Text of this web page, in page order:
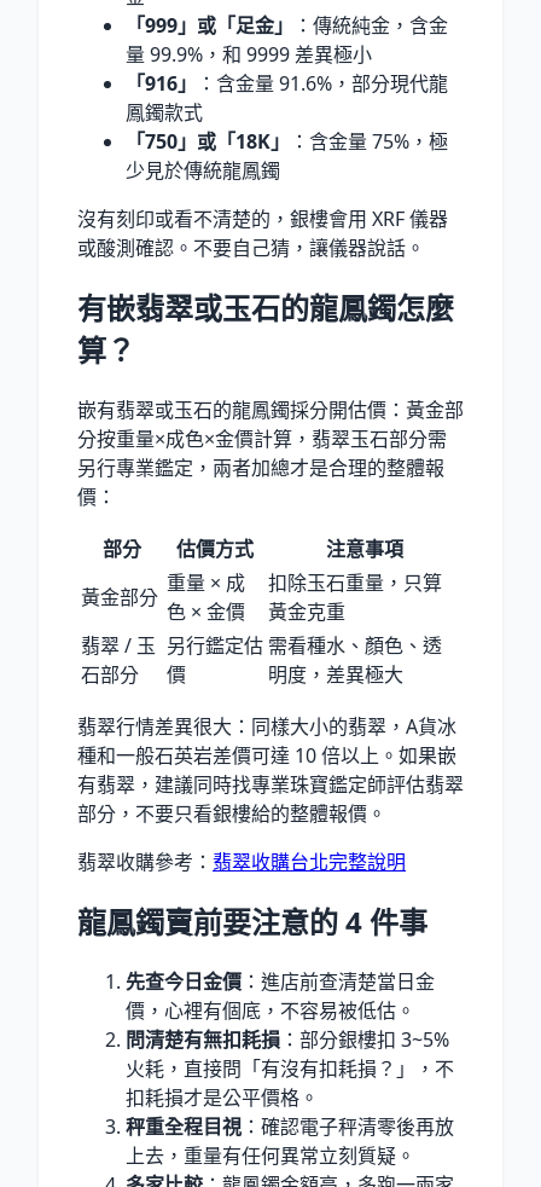
「999」或「足金」
：傳統純金，含金
量 99.9%，和 9999 差異極小
「916」
：含金量 91.6%，部分現代龍
鳳鐲款式
「750」或「18K」
：含金量 75%，極
少見於傳統龍鳳鐲
沒有刻印或看不清楚的，銀樓會用 XRF 儀器
或酸測確認。不要自己猜，讓儀器說話。
有嵌翡翠或玉石的龍鳳鐲怎麼
算？
嵌有翡翠或玉石的龍鳳鐲採分開估價：黃金部
分按重量×成色×金價計算，翡翠玉石部分需
另行專業鑑定，兩者加總才是合理的整體報
價：
部分
估價方式
注意事項
黃金部分
重量 × 成
色 × 金價
扣除玉石重量，只算
黃金克重
翡翠 / 玉
石部分
另行鑑定估
價
需看種水、顏色、透
明度，差異極大
翡翠行情差異很大：同樣大小的翡翠，A貨冰
種和一般石英岩差價可達 10 倍以上。如果嵌
有翡翠，建議同時找專業珠寶鑑定師評估翡翠
部分，不要只看銀樓給的整體報價。
翡翠收購參考： 翡翠收購台北完整說明
龍鳳鐲賣前要注意的 4 件事
先查今日金價 ：進店前查清楚當日金
價，心裡有個底，不容易被低估。
問清楚有無扣耗損 ：部分銀樓扣 3~5%
火耗，直接問「有沒有扣耗損？」，不
扣耗損才是公平價格。
秤重全程目視 ：確認電子秤清零後再放
上去，重量有任何異常立刻質疑。